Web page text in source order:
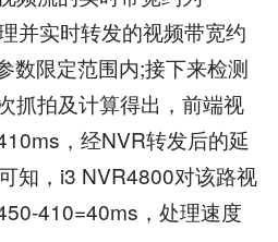
并实时转发的视频带宽约
数限定范围内;接下来检测
抓拍及计算得出，前端视
，经NVR转发后的延
知，i3 NVR4800对该路视
410=40ms，处理速度